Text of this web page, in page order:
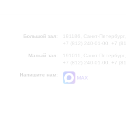
Большой зал:
191186, Санкт-
+7 (812) 240-01-00, +7
Малый зал:
191011, Санкт-
+7 (812) 240-01-00, +7
Напишите нам:
MAX